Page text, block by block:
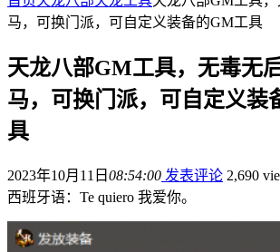
马，可换门派，可自定义装备的GM工具
天龙八部GM工具，无毒无
马，可换门派，可自定义装
具
2023年10月11日 08:54:00 发表评论 2,690
西班牙语：Te quiero 我爱你。